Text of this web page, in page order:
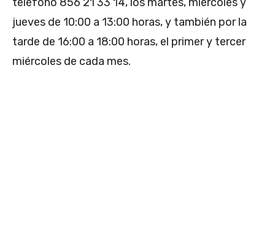
jueves de 10:00 a 13:00 horas, y también por la
tarde de 16:00 a 18:00 horas, el primer y tercer
miércoles de cada mes.